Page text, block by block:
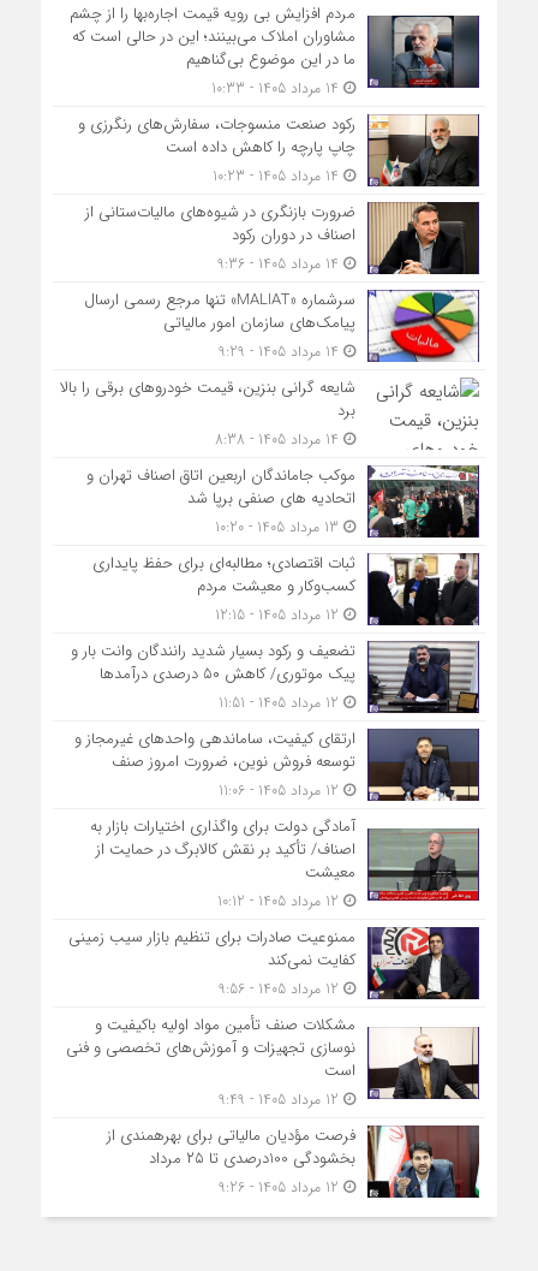
مردم افزایش بی رویه قیمت اجاره‌بها را از چشم
مشاوران املاک می‌بینند؛ این در حالی است که
ما در این موضوع بی‌گناهیم
رکود صنعت منسوجات، سفارش‌های رنگرزی و
چاپ پارچه را کاهش داده است
ضرورت بازنگری در شیوه‌های مالیات‌ستانی از
اصناف در دوران رکود
سرشماره «MALIAT» تنها مرجع رسمی ارسال
پیامک‌های سازمان امور مالیاتی
شایعه گرانی بنزین، قیمت خودروهای برقی را بالا
برد
موکب جاماندگان اربعین اتاق اصناف تهران و
اتحادیه های صنفی برپا شد
ثبات اقتصادی؛ مطالبه‌ای برای حفظ پایداری
کسب‌وکار و معیشت مردم
تضعیف و رکود بسیار شدید رانندگان وانت بار و
پیک موتوری/ کاهش ۵۰ درصدی درآمدها
ارتقای کیفیت، ساماندهی واحدهای غیرمجاز و
توسعه فروش نوین، ضرورت امروز صنف
آمادگی دولت برای واگذاری اختیارات بازار به
اصناف/ تأکید بر نقش کالابرگ در حمایت از
معیشت
ممنوعیت صادرات برای تنظیم بازار سیب زمینی
کفایت نمی‌کند
مشکلات صنف تأمین مواد اولیه باکیفیت و
نوسازی تجهیزات و آموزش‌های تخصصی و فنی
است
فرصت مؤدیان مالیاتی برای بهره‎مندی از
بخشودگی 100درصدی تا ۲۵ مرداد